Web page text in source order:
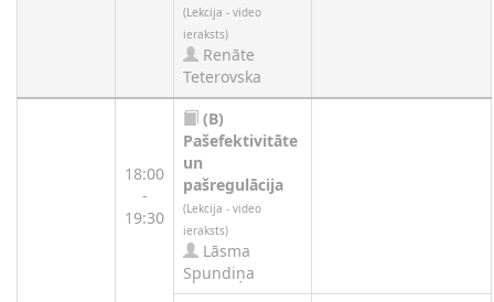
(Lekcija - video
ieraksts)
Renāte
Teterovska
18:00
-
19:30
(B)
Pašefektivitāte
un
pašregulācija
(Lekcija - video
ieraksts)
Lāsma
Spundiņa